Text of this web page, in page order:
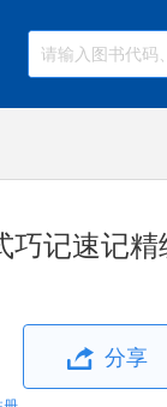
巧记速记精
分享